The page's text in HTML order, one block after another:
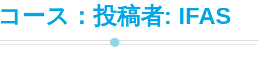
コース：投稿者: IFAS